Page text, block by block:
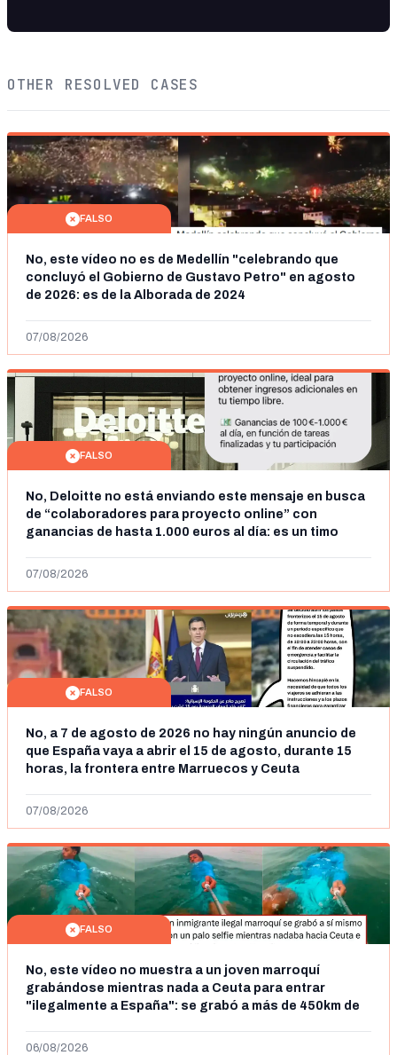
OTHER RESOLVED CASES
FALSO
No, este vídeo no es de Medellín "celebrando que
concluyó el Gobierno de Gustavo Petro" en agosto
de 2026: es de la Alborada de 2024
07/08/2026
FALSO
No, Deloitte no está enviando este mensaje en busca
de “colaboradores para proyecto online” con
ganancias de hasta 1.000 euros al día: es un timo
07/08/2026
FALSO
No, a 7 de agosto de 2026 no hay ningún anuncio de
que España vaya a abrir el 15 de agosto, durante 15
horas, la frontera entre Marruecos y Ceuta
07/08/2026
FALSO
No, este vídeo no muestra a un joven marroquí
grabándose mientras nada a Ceuta para entrar
"ilegalmente a España": se grabó a más de 450km de
06/08/2026